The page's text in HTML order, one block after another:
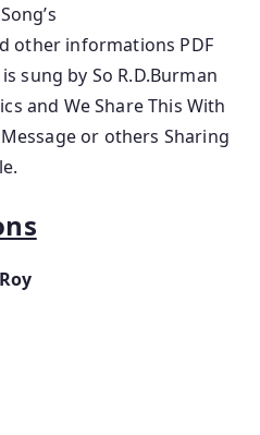
other informations PDF
sung by So R.D.Burman
and We Share This With
or others Sharing